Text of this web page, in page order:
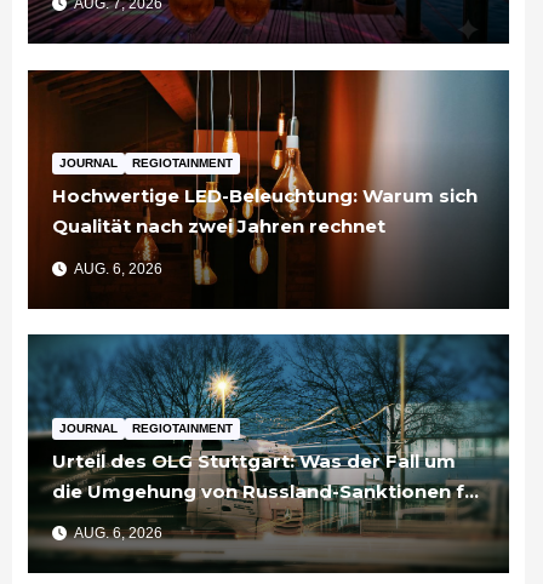
AUG. 7, 2026
JOURNAL REGIOTAINMENT
Hochwertige LED-Beleuchtung: Warum sich
Qualität nach zwei Jahren rechnet
AUG. 6, 2026
JOURNAL REGIOTAINMENT
Urteil des OLG Stuttgart: Was der Fall um
die Umgehung von Russland-Sanktionen für
Unternehmen bedeutet
AUG. 6, 2026